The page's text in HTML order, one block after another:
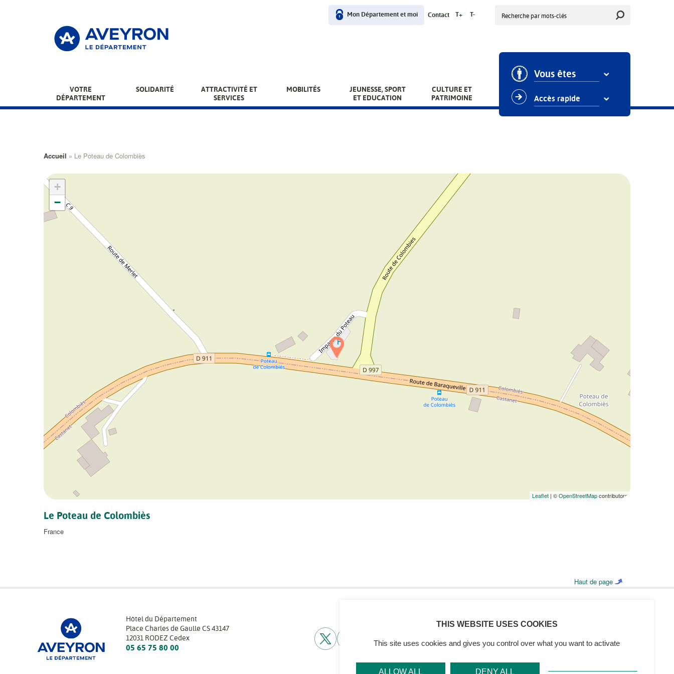
User
Mon Département et moi Contact T+ T-
Main
menu
VOTRE
DÉPARTEMENT
SOLIDARITÉ
ATTRACTIVITÉ ET
SERVICES
MOBILITÉS
JEUNESSE, SPORT
ET EDUCATION
CULTURE ET
PATRIMOINE
Vous êtes
Accès rapide
Fil
d'Ariane
Accueil Le Poteau de Colombiès
+
−
Leaflet | ©OpenStreetMapcontributors
Le Poteau de Colombiès
France
Haut de page
Hôtel du Département
Place Charles de Gaulle CS 43147
12031 RODEZ Cedex
05 65 75 80 00
CONTACTEZ-NOUS
Retrouvez l’annuaire de tous nos services
THIS WEBSITE USES COOKIES
This site uses cookies and gives you control over what you want to activate
ALLOW ALL DENY ALL